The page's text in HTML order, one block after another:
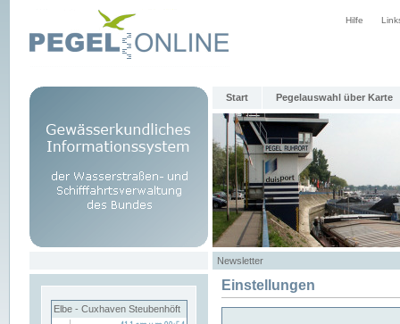
Hilfe
Start Pegelauswahl über Karte
Newsletter
Elbe - Cuxhaven Steubenhöft
Einstellungen